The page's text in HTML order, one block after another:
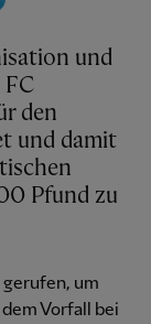
FC
den
und damit
Pfund zu
um
Vorfall bei